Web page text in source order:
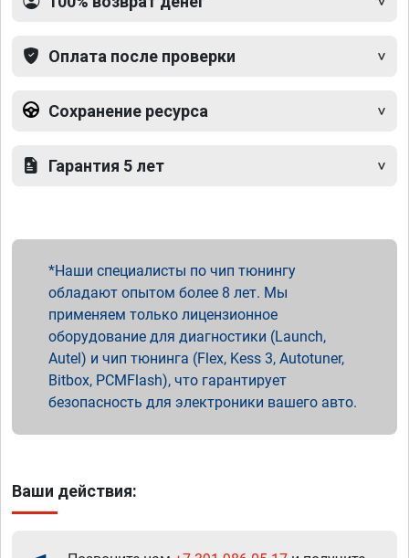
Оплата после проверки
Сохранение ресурса
Гарантия 5 лет
Наши специалисты по чип тюнингу
обладают опытом более 8 лет. Мы
применяем только лицензионное
оборудование для диагностики (Launch,
Autel) и чип тюнинга (Flex, Kess 3, Autotuner,
Bitbox, PCMFlash), что гарантирует
безопасность для электроники вашего авто.
Ваши действия: